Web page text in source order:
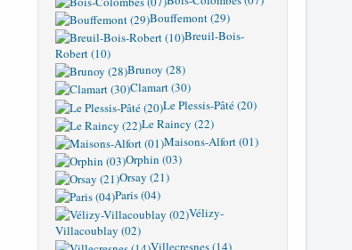
Bouffemont (29)
Breuil-Bois-
Robert (10)
Brunoy (28)
Clamart (30)
Le Plessis-Pâté (20)
Le Raincy (22)
Maisons-Alfort (01)
Orphin (03)
Orsay (21)
Paris (04)
Vélizy-
Villacoublay (02)
Villecresnes (14)